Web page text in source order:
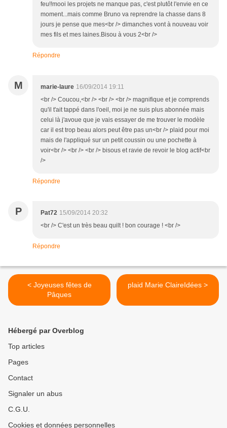
feu!!mooi les projets ne manque pas, c'est plutôt l'envie en ce
moment...mais comme Bruno va reprendre la chasse dans 8
jours je pense que mes<br /> dimanches vont à nouveau voir
mes fils et mes laines.Bisou à vous 2<br />
Répondre
M marie-laure 16/09/2014 19:11
<br /> Coucou,<br /> <br /> <br /> magnifique et je comprends
qu'il t'ait tappé dans l'oeil, moi je ne suis plus abonnée mais
celui là j'avoue que je vais essayer de me trouver le modèle
car il est trop beau alors peut être pas un<br /> plaid pour moi
mais de l'appliqué sur un petit coussin ou une pochette à
voir<br /> <br /> <br /> bisous et ravie de revoir le blog actif<br
/>
Répondre
P Pat72 15/09/2014 20:32
<br /> C'est un très beau quilt ! bon courage ! <br />
Répondre
< Joyeuses fêtes de
Pâques
plaid Marie ClaireIdées >
Hébergé par Overblog
Top articles
Pages
Contact
Signaler un abus
C.G.U.
Cookies et données personnelles